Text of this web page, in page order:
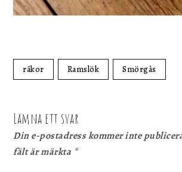
räkor Ramslök Smörgås
Lämna ett svar
Din e-postadress kommer inte
fält är märkta *